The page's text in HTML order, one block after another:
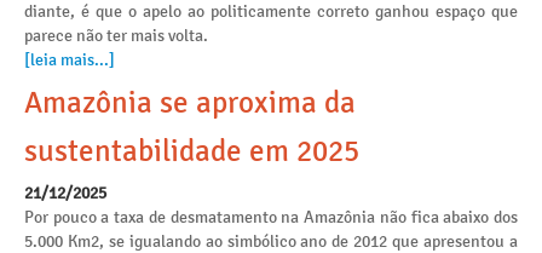
diante, é que o apelo ao politicamente correto ganhou espaço que
parece não ter mais volta.
[leia mais...]
Amazônia se aproxima da
sustentabilidade em 2025
21/12/2025
Por pouco a taxa de desmatamento na Amazônia não fica abaixo dos
5.000 Km2, se igualando ao simbólico ano de 2012 que apresentou a